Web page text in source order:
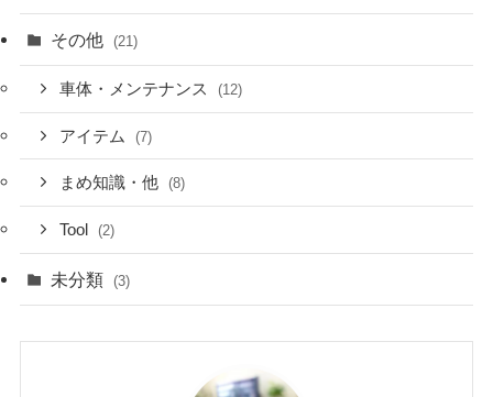
その他 (21)
車体・メンテナンス (12)
アイテム (7)
まめ知識・他 (8)
Tool (2)
未分類 (3)